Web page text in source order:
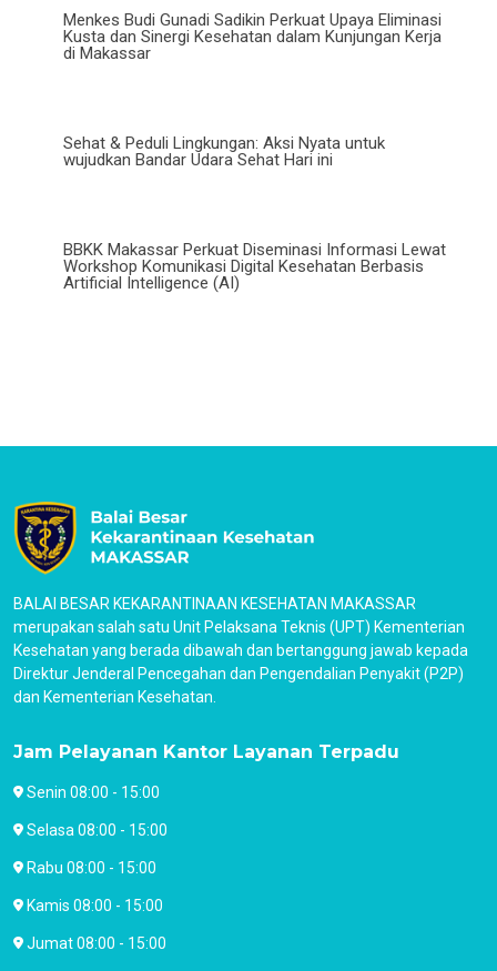
Menkes Budi Gunadi Sadikin Perkuat Upaya Eliminasi
Kusta dan Sinergi Kesehatan dalam Kunjungan Kerja
di Makassar
Sehat & Peduli Lingkungan: Aksi Nyata untuk
wujudkan Bandar Udara Sehat Hari ini
BBKK Makassar Perkuat Diseminasi Informasi Lewat
Workshop Komunikasi Digital Kesehatan Berbasis
Artificial Intelligence (AI)
BALAI BESAR KEKARANTINAAN KESEHATAN MAKASSAR
merupakan salah satu Unit Pelaksana Teknis (UPT) Kementerian
Kesehatan yang berada dibawah dan bertanggung jawab kepada
Direktur Jenderal Pencegahan dan Pengendalian Penyakit (P2P)
dan Kementerian Kesehatan.
Jam Pelayanan Kantor Layanan Terpadu
Senin 08:00 - 15:00
Selasa 08:00 - 15:00
Rabu 08:00 - 15:00
Kamis 08:00 - 15:00
Jumat 08:00 - 15:00